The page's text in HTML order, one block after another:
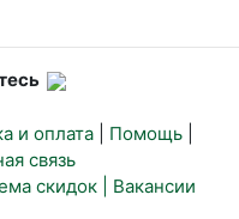
и оплата Помощь
связь
скидок | Вакансии